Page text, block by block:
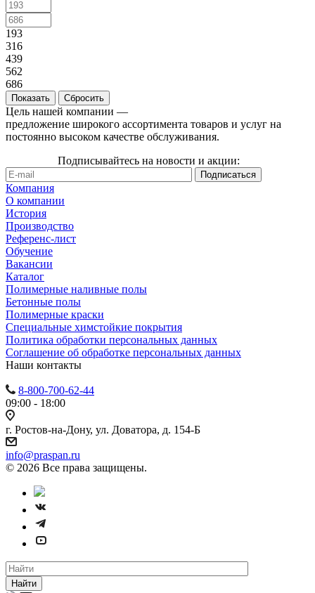
193
316
439
562
686
Сбросить
Цель нашей компании —
предложение широкого ассортимента товаров и услуг на
постоянно высоком качестве обслуживания.
Подписывайтесь на новости и акции:
Компания
О компании
История
Производство
Референс-лист
Обучение
Вакансии
Каталог
Полимерные наливные полы
Бетонные полы
Полимерные краски
Специальные химстойкие покрытия
Политика обработки персональных данных
Cоглашение об обработке персональных данных
Наши контакты
8-800-700-62-44
09:00 - 18:00
г. Ростов-на-Дону, ул. Доватора, д. 154-Б
info@praspan.ru
© 2026 Все права защищены.
Найти